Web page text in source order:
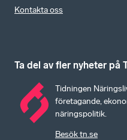
Kontakta oss
Ta del av fler nyheter på
Tidningen
företagande,
näringspolitik.
Besök tn.se